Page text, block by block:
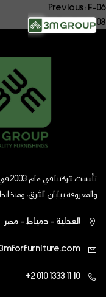
تصفّح
المقالات
Previous:F-06
Next: F-08
والمعروفة بيابان الشرق، ومنذ
العدلية - دمياط - مصر
+2 010 1333 11 10